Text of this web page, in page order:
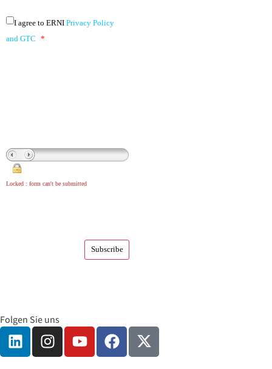
I agree to ERNI Privacy Policy
and GTC *
Locked : form can't be submitted
Folgen Sie uns